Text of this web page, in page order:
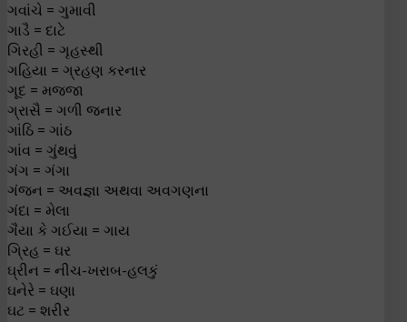
ગવાંચે = ગુમાવી
ગાડૈ = દાટે
ગિરહી = ગૃહસ્થી
ગહિયા = ગ્રહણ કરનાર
ગૂદ = મજ્જા
ગ્રાસૈ = ગળી જનાર
ગાંઠિ = ગાંઠ
ગાંવ = ગુંથવું
ગંગ = ગંગા
ગંજન = અવજ્ઞા અથવા અવગણના
ગંદા = મેલા
ગૈયા કે ગઈયા = ગાય
ગ્રિહ = ઘર
ઘ્રીન = નીચ-ખરાબ-હલકું
ઘનેરે = ઘણા
ઘટ = શરીર